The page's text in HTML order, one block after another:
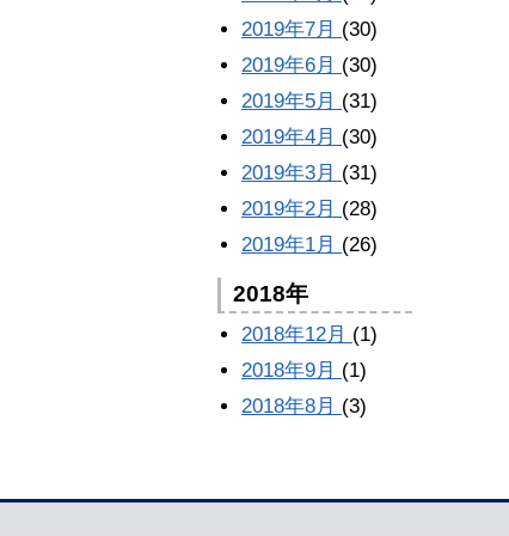
2019年7月 (30)
2019年6月 (30)
2019年5月 (31)
2019年4月 (30)
2019年3月 (31)
2019年2月 (28)
2019年1月 (26)
2018年
2018年12月 (1)
2018年9月 (1)
2018年8月 (3)